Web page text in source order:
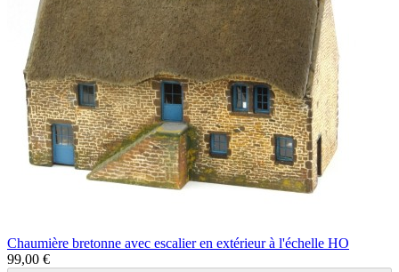
Chaumière bretonne avec escalier en extérieur à l'échelle HO
99,00 €